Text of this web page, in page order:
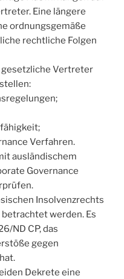
Eine längere
ordnungsgemäße
rechtliche Folgen
gesetzliche Vertreter
Verfahren.
ausländischem
Governance
Insolvenzrechts
werden. Es
ND CP, das
gegen
Dekrete eine